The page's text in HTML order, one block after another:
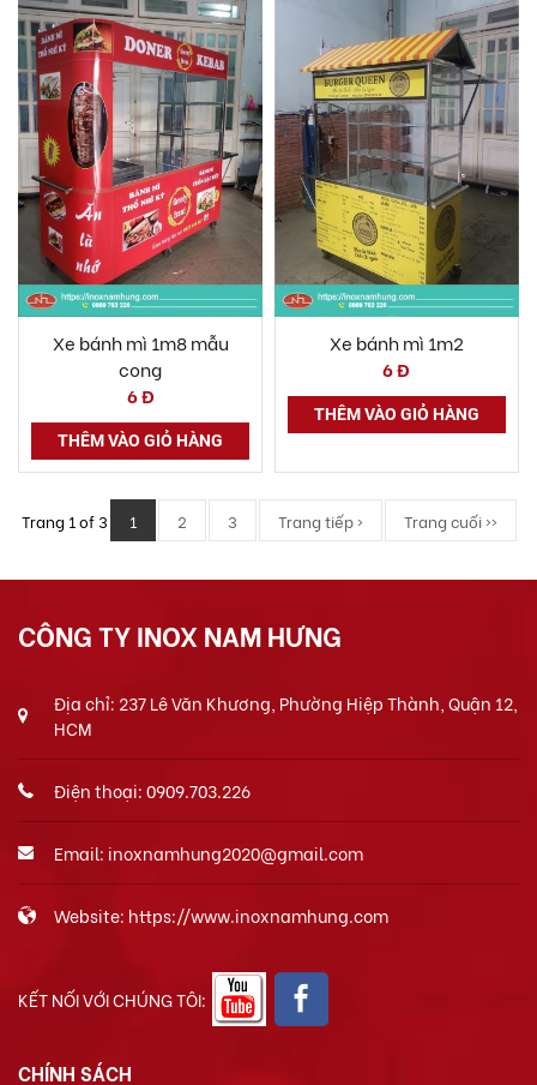
Xe bánh mì 1m8 mẫu
cong
6 Đ
THÊM VÀO GIỎ HÀNG
Xe bánh mì 1m2
6 Đ
THÊM VÀO GIỎ HÀNG
Trang 1 of 3 1 2 3 Trang tiếp › Trang cuối ››
CÔNG TY INOX NAM HƯNG
Địa chỉ: 237 Lê Văn Khương, Phường Hiệp Thành, Quận 12,
HCM
Điện thoại: 0909.703.226
Email: inoxnamhung2020@gmail.com
Website: https://www.inoxnamhung.com
KẾT NỐI VỚI CHÚNG TÔI:
CHÍNH SÁCH